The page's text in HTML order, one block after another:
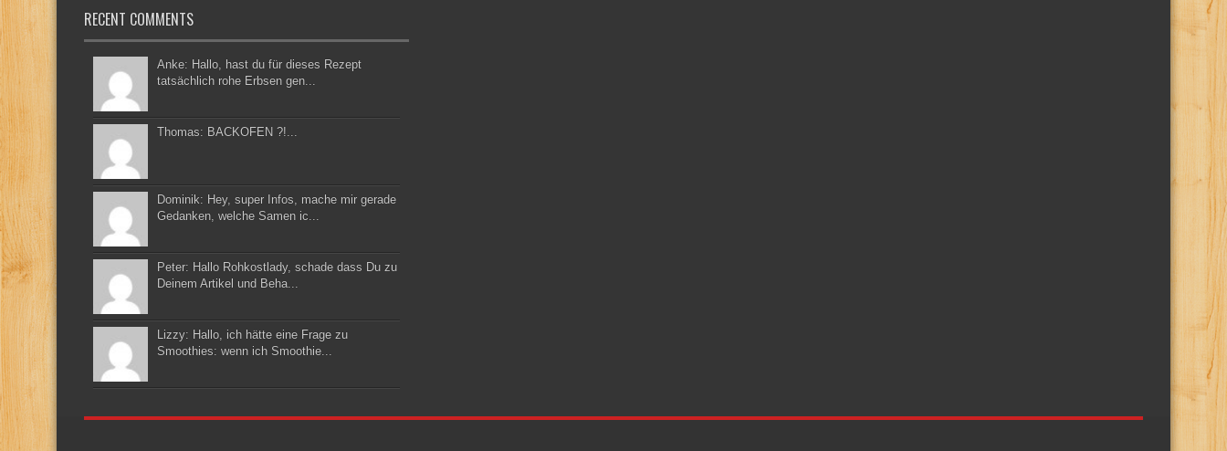
RECENT COMMENTS
Anke: Hallo, hast du für dieses Rezept
tatsächlich rohe Erbsen gen...
Thomas: BACKOFEN ?!...
Dominik: Hey, super Infos, mache mir gerade
Gedanken, welche Samen ic...
Peter: Hallo Rohkostlady, schade dass Du zu
Deinem Artikel und Beha...
Lizzy: Hallo, ich hätte eine Frage zu
Smoothies: wenn ich Smoothie...